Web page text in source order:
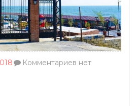
Комментариев нет